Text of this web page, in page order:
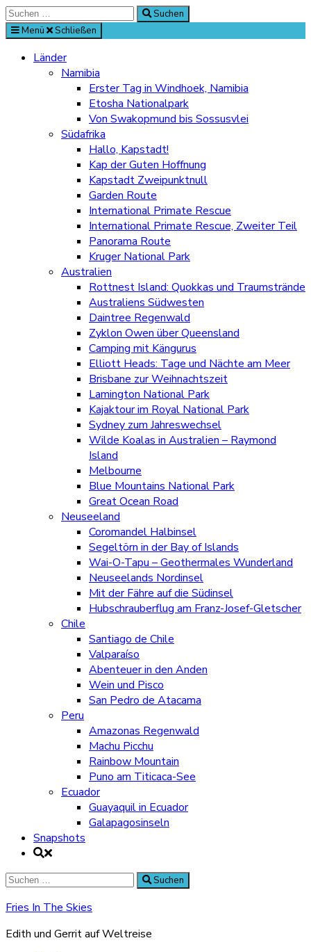
Suche
nach:
Suchen
Menü
Schließen
Länder
Namibia
Erster Tag in Windhoek, Namibia
Etosha Nationalpark
Von Swakopmund bis Sossusvlei
Südafrika
Hallo, Kapstadt!
Kap der Guten Hoffnung
Kapstadt Zweipunktnull
Garden Route
International Primate Rescue
International Primate Rescue, Zweiter Teil
Panorama Route
Kruger National Park
Australien
Rottnest Island: Quokkas und Traumstrände
Australiens Südwesten
Daintree Regenwald
Zyklon Owen über Queensland
Camping mit Kängurus
Elliott Heads: Tage und Nächte am Meer
Brisbane zur Weihnachtszeit
Lamington National Park
Kajaktour im Royal National Park
Sydney zum Jahreswechsel
Wilde Koalas in Australien – Raymond
Island
Melbourne
Blue Mountains National Park
Great Ocean Road
Neuseeland
Coromandel Halbinsel
Segeltörn in der Bay of Islands
Wai-O-Tapu – Geothermales Wunderland
Neuseelands Nordinsel
Mit der Fähre auf die Südinsel
Hubschrauberflug am Franz-Josef-Gletscher
Chile
Santiago de Chile
Valparaíso
Abenteuer in den Anden
Wein und Pisco
San Pedro de Atacama
Peru
Amazonas Regenwald
Machu Picchu
Rainbow Mountain
Puno am Titicaca-See
Ecuador
Guayaquil in Ecuador
Galapagosinseln
Snapshots
Suche
Suchen
Fries In The Skies
Edith und Gerrit auf Weltreise